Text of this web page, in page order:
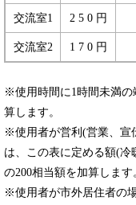
交流室1 2 5 0 円
交流室2 1 7 0 円
※使用時間に1時間未満の
算します。
※使用者が営利(営業、宣
は、この表に定める額(冷
の200相当額を加算します
※使用者が市外居住者の